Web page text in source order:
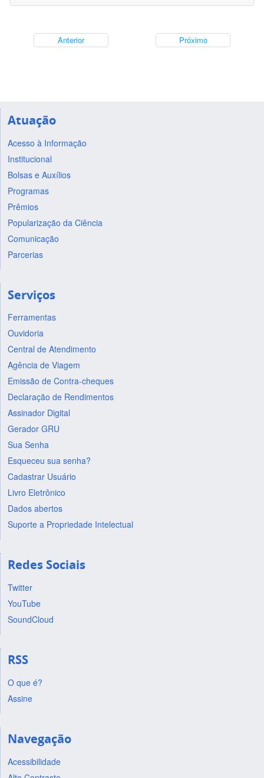
Anterior Próximo
Atuação
Acesso à Informação
Institucional
Bolsas e Auxílios
Programas
Prêmios
Popularização da Ciência
Comunicação
Parcerias
Serviços
Ferramentas
Ouvidoria
Central de Atendimento
Agência de Viagem
Emissão de Contra-cheques
Declaração de Rendimentos
Assinador Digital
Gerador GRU
Sua Senha
Esqueceu sua senha?
Cadastrar Usuário
Livro Eletrônico
Dados abertos
Suporte a Propriedade Intelectual
Redes Sociais
Twitter
YouTube
SoundCloud
RSS
O que é?
Assine
Navegação
Acessibilidade